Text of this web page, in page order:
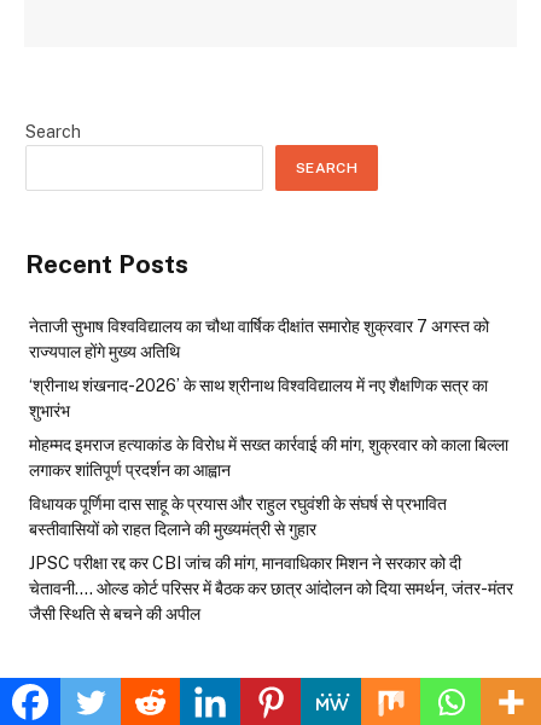
Search
SEARCH
Recent Posts
नेताजी सुभाष विश्वविद्यालय का चौथा वार्षिक दीक्षांत समारोह शुक्रवार 7 अगस्त को
राज्यपाल होंगे मुख्य अतिथि
‘श्रीनाथ शंखनाद-2026’ के साथ श्रीनाथ विश्वविद्यालय में नए शैक्षणिक सत्र का
शुभारंभ
मोहम्मद इमराज हत्याकांड के विरोध में सख्त कार्रवाई की मांग, शुक्रवार को काला बिल्ला
लगाकर शांतिपूर्ण प्रदर्शन का आह्वान
विधायक पूर्णिमा दास साहू के प्रयास और राहुल रघुवंशी के संघर्ष से प्रभावित
बस्तीवासियों को राहत दिलाने की मुख्यमंत्री से गुहार
JPSC परीक्षा रद्द कर CBI जांच की मांग, मानवाधिकार मिशन ने सरकार को दी
चेतावनी…. ओल्ड कोर्ट परिसर में बैठक कर छात्र आंदोलन को दिया समर्थन, जंतर-मंतर
जैसी स्थिति से बचने की अपील
Recent Comments